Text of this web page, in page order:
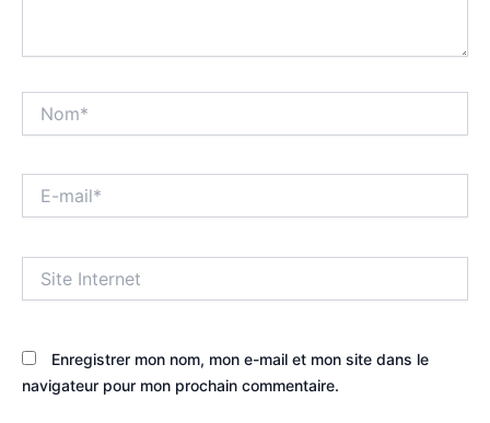
mail*
Internet
Enregistrer mon nom, mon e-mail et mon site dans le
navigateur pour mon prochain commentaire.